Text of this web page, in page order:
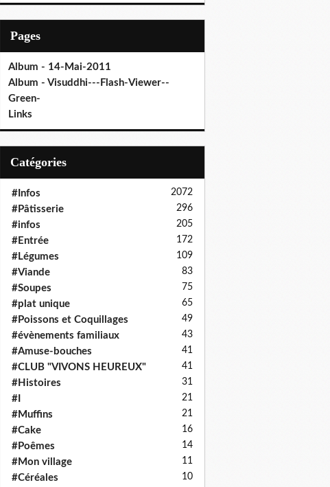
Pages
Album - 14-Mai-2011
Album - Visuddhi---Flash-Viewer--
Green-
Links
Catégories
#Infos 2072
#Pâtisserie 296
#infos 205
#Entrée 172
#Légumes 109
#Viande 83
#Soupes 75
#plat unique 65
#Poissons et Coquillages 49
#évènements familiaux 43
#Amuse-bouches 41
#CLUB "VIVONS HEUREUX" 41
#Histoires 31
#I 21
#Muffins 21
#Cake 16
#Poêmes 14
#Mon village 11
#Céréales 10